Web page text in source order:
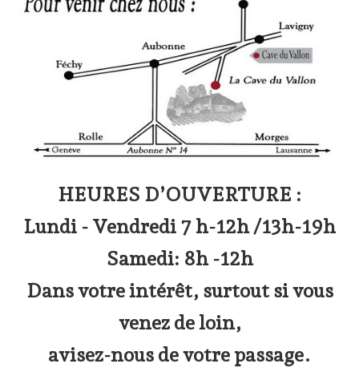
Präsentation
Infos pratiques▼
Login▼
Deutsch▼
HEURES D’OUVERTURE :
Lundi - Vendredi 7 h-12h /13h-19h
Samedi: 8h -12h
Dans votre intérêt, surtout si vous
venez de loin,
avisez-nous de votre passage.